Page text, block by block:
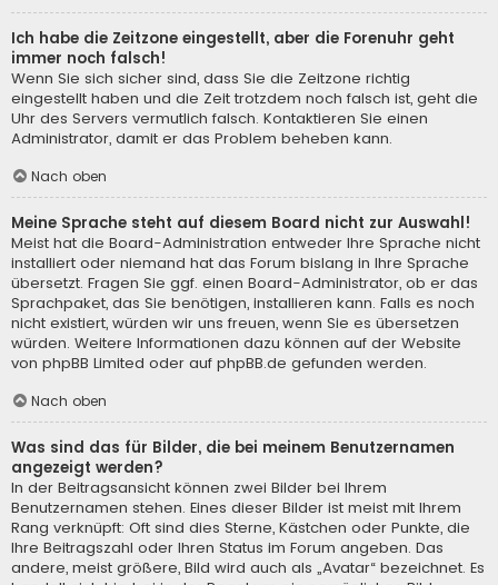
Ich habe die Zeitzone eingestellt, aber die Forenuhr geht
immer noch falsch!
Wenn Sie sich sicher sind, dass Sie die Zeitzone richtig
eingestellt haben und die Zeit trotzdem noch falsch ist, geht die
Uhr des Servers vermutlich falsch. Kontaktieren Sie einen
Administrator, damit er das Problem beheben kann.
Nach oben
Meine Sprache steht auf diesem Board nicht zur Auswahl!
Meist hat die Board-Administration entweder Ihre Sprache nicht
installiert oder niemand hat das Forum bislang in Ihre Sprache
übersetzt. Fragen Sie ggf. einen Board-Administrator, ob er das
Sprachpaket, das Sie benötigen, installieren kann. Falls es noch
nicht existiert, würden wir uns freuen, wenn Sie es übersetzen
würden. Weitere Informationen dazu können auf der Website
von phpBB Limited oder auf phpBB.de gefunden werden.
Nach oben
Was sind das für Bilder, die bei meinem Benutzernamen
angezeigt werden?
In der Beitragsansicht können zwei Bilder bei Ihrem
Benutzernamen stehen. Eines dieser Bilder ist meist mit Ihrem
Rang verknüpft: Oft sind dies Sterne, Kästchen oder Punkte, die
Ihre Beitragszahl oder Ihren Status im Forum angeben. Das
andere, meist größere, Bild wird auch als „Avatar“ bezeichnet. Es